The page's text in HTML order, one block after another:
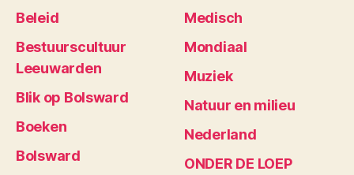
Beleid
Bestuurscultuur
Leeuwarden
Blik op Bolsward
Boeken
Bolsward
Medisch
Mondiaal
Muziek
Natuur en milieu
Nederland
ONDER DE LOEP